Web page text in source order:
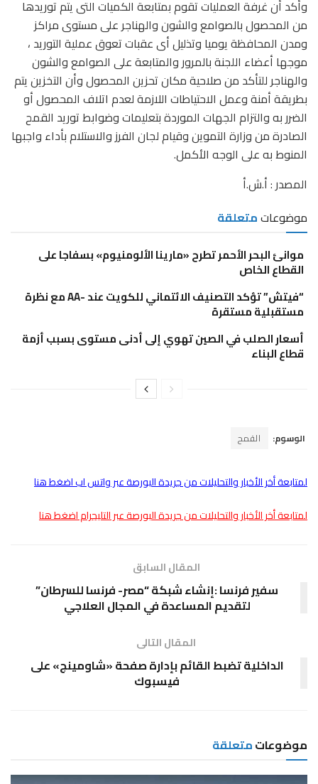
وأكد أن غرفة العمليات تقوم بمتابعة الكميات التى يتم توريدها
من المحصول بالصوامع والشون والهناجر على مستوى مراكز
ومدن المحافظة يوميا وتذليل أى عقبات تعوق عملية التوريد ،
موجها أعضاء اللجنة بالمرور والمتابعة على الصوامع والشون
والهناجر للتأكد من صلاحية مكان تحزين المحصول وأن التخزين يتم
بطريقة أمنة وعمل الاحتياطات اللازمة لعدم اتلاف المحصول أو
الضرر به والتزام الجهات الموردة بتعليمات وضوابط توريد القمح
الصادرة من وزارة التموين وقيام لجان الفرز والاستلام بأداء واجبها
المنوط به على الوجه الأكمل.
المصدر : أ.ش.أ
موضوعاتمتعلقة
موانئ البحر الأحمر تطرح «مارينا الألومنيوم» بسفاجا على
القطاع الخاص
“فيتش” تؤكد التصنيف الائتماني للكويت عند -AA مع نظرة
مستقبلية مستقرة
أسعار الصلب في الصين تهوي إلى أدنى مستوى بسبب أزمة
قطاع البناء
الوسوم: القمح
لمتابعة أخر الأخبار والتحليلات من جريدة البورصة عبر واتس اب اضغط هنا
لمتابعة أخر الأخبار والتحليلات من جريدة البورصة عبر التليجرام اضغط هنا
المقال السابق
سفير فرنسا :إنشاء شبكة “مصر- فرنسا للسرطان”
لتقديم المساعدة في المجال العلاجي
المقال التالى
الداخلية تضبط القائم بإدارة صفحة «شاومينج» على
فيسبوك
موضوعاتمتعلقة